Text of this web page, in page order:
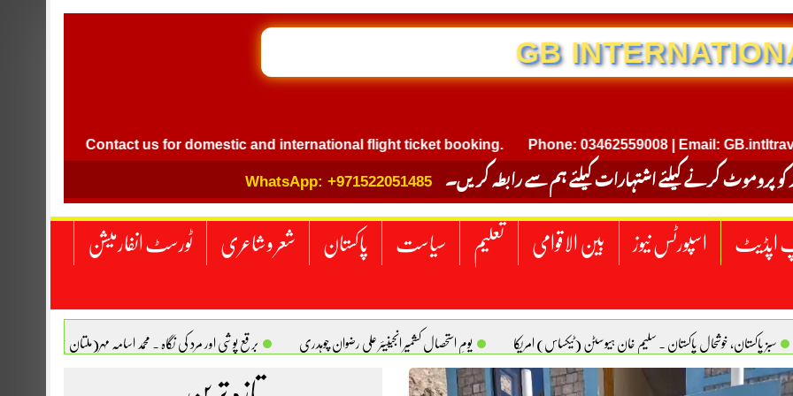
GB INTERNATIONAL TRAVEL
Contact us for domestic and international flight ticket booking. Phone: 03462559008 | Email:
کو پروموٹ کرنے کیلئے اشتہارات کیلئے ہم سے رابطہ کریں۔ WhatsApp: +971522051485
اپڈیٹ اسپورٹس نیوز بین الاقوامی تعلیم سیاست پاکستان شعر و شاعری ٹورسٹ انفارمیشن
سبز پاکستان، خوشحال پاکستان . سلیم خان ہیوسٹن (ٹیکساس) امریکا یومِ استحصالِ کشمیر انجینیئر علی رضوان چوہدری برقع پوشی اور مرد کی نگاہ . محمد اسامہ مہر(ملتان )
کی اصل پہچان. یاسر دانیال صابری